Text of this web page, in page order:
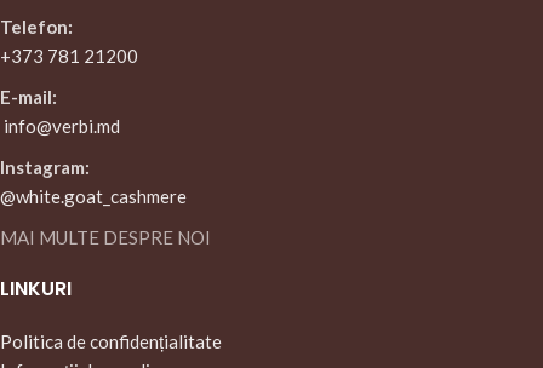
Telefon:
+373 781 21200
E-mail:
info@verbi.md
Instagram:
@white.goat_cashmere
MAI MULTE DESPRE NOI
LINKURI
Politica de confidențialitate